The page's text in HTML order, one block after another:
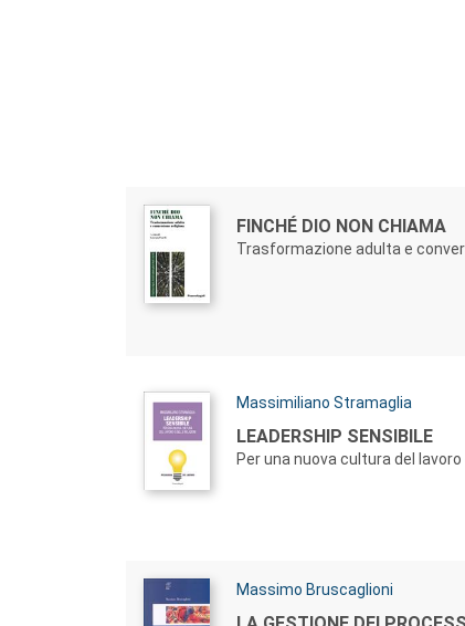
Autori:
Titolo:
FINCHÉ DIO NON CHIAMA
Trasformazione adulta e
Autori:
Massimiliano Stramaglia
Titolo:
LEADERSHIP SENSIBILE
Per una nuova cultura del
Autori:
Massimo Bruscaglioni